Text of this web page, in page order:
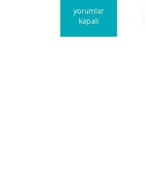
Kamu
Gözetimi
yorumlar
kapalı